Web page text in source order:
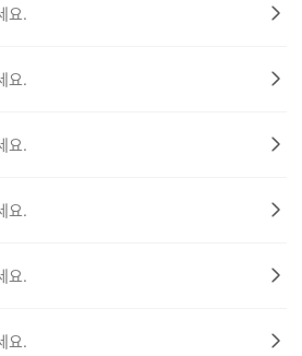
요.
요.
요.
요.
요.
요.